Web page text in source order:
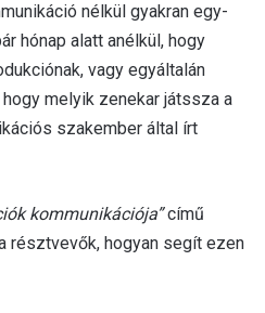
nélkül gyakran egy-
hónap alatt anélkül, hogy
vagy egyáltalán
melyik zenekar játssza a
szakember által írt
kommunikációja”című
résztvevők, hogyan segít ezen